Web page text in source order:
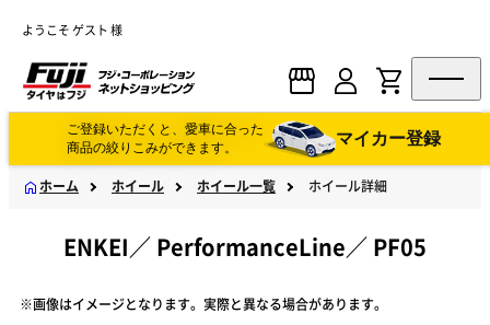
ようこそ ゲスト 様
ご登録いただくと、愛車に合った
商品の絞りこみができます。
マイカー登録
ホーム ホイール ホイール一覧 ホイール詳細
ENKEI／ PerformanceLine／ PF05
※画像はイメージとなります。実際と異なる場合があります。